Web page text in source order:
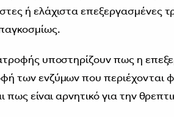
ή ελάχιστα επεξεργασμένες
υποστηρίζουν πως η
των ενζύμων που περιέχονται
είναι αρνητικό για την